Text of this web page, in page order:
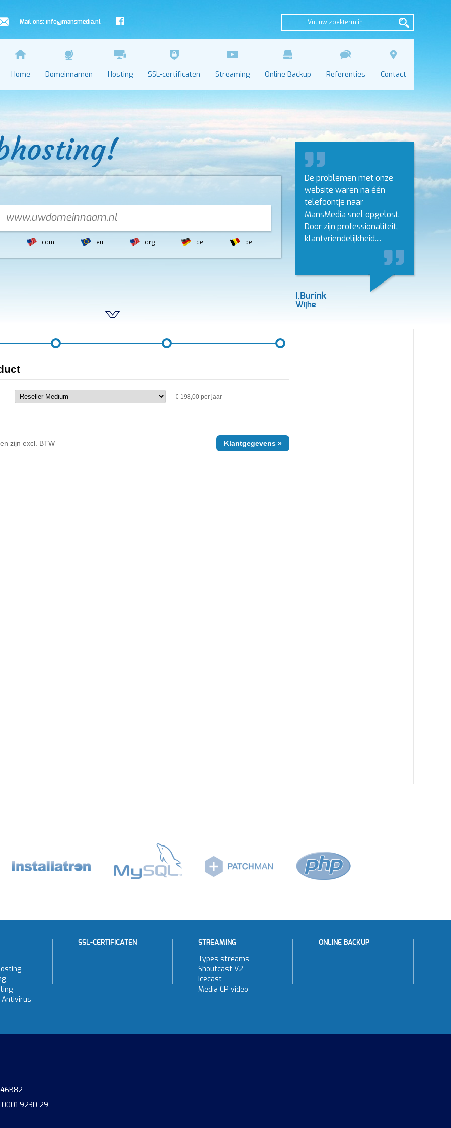
Mail ons: info@mansmedia.nl
Home Domeinnamen Hosting SSL-certificaten Streaming Online Backup Referenties Contact
.com .eu .org .de .be
De problemen met onze
website waren na één
telefoontje naar
MansMedia snel opgelost.
Door zijn professionaliteit,
klantvriendelijkheid....
I.Burink
Wijhe
SSL-CERTIFICATEN STREAMING
Types streams
Shoutcast V2
Icecast
Media CP video
ONLINE BACKUP
0001 9230 29